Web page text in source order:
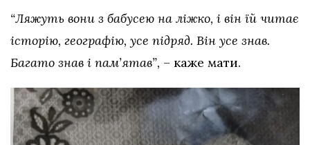
“Ляжуть вони з бабусею на ліжко, і він їй читає
історію, географію, усе підряд. Він усе знав.
Багато знав і пам’ятав”, – каже мати.